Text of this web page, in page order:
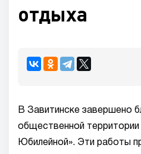
отдыха
В Завитинске завершено
общественной
Юбилейной». Эти работы